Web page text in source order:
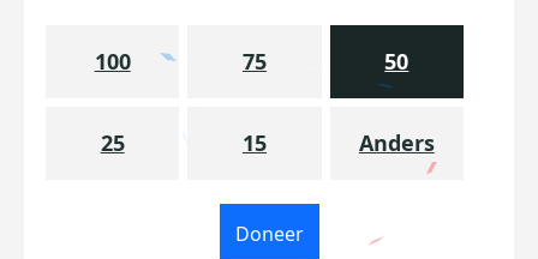
100 75 50
25 15 Anders
Doneer